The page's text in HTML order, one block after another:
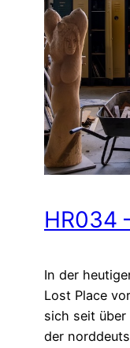
HR034
In der
Lost Place
sich seit
der